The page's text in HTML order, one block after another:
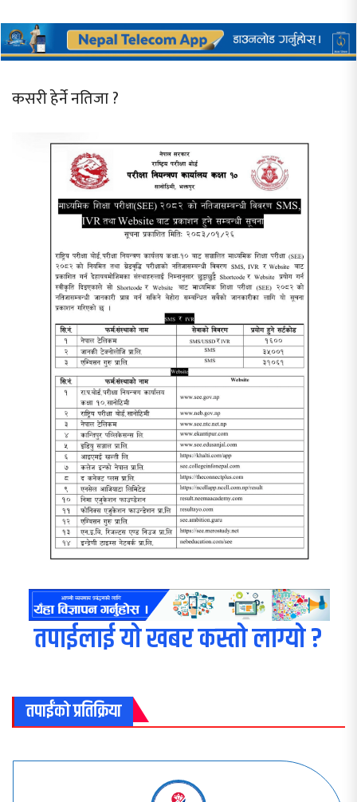
कसरी हेर्ने नतिजा ?
तपाईलाई यो खबर कस्तो लाग्यो ?
तपाईंको प्रतिक्रिया